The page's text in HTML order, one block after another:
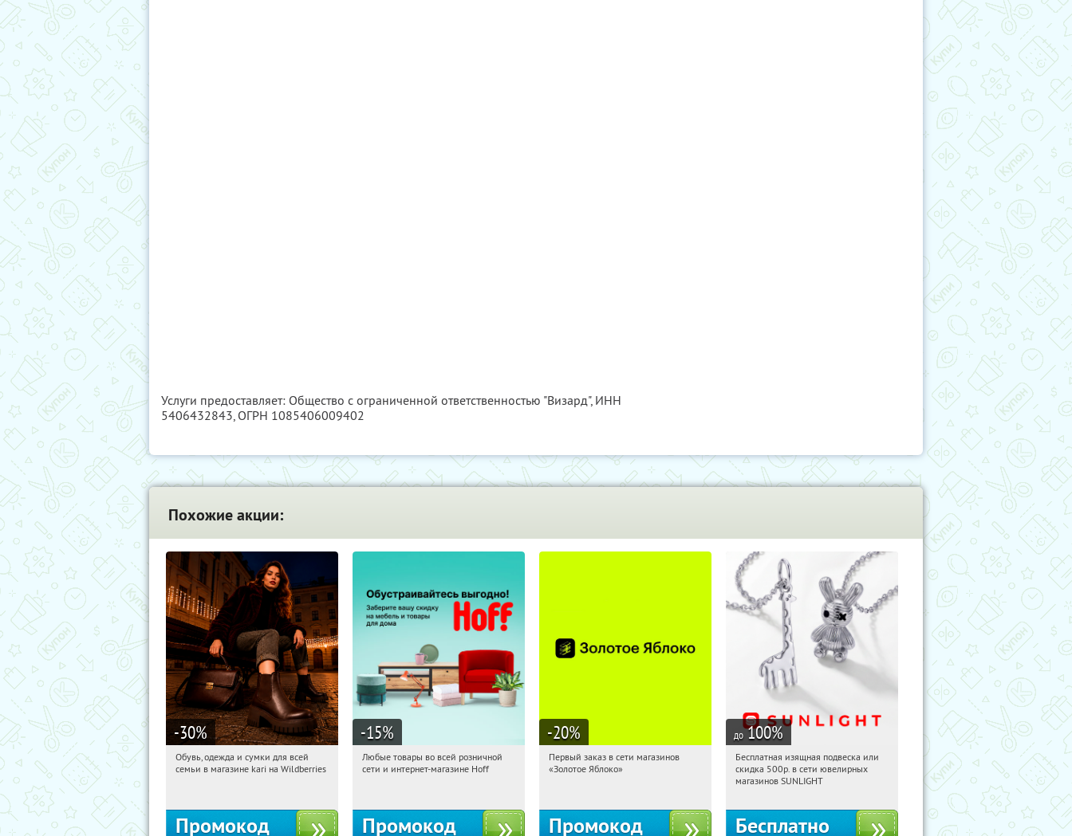
Услуги предоставляет: Общество с ограниченной ответственностью "Визард", ИНН
5406432843, ОГРН 1085406009402
Похожие акции:
-30%
02:29:38 Получили:
Обувь, одежда и сумки для всей
семьи в магазине kari на Wildberries
Промокод
-15%
02:29:38 Получили:
Любые товары во всей розничной
сети и интернет-магазине Hoff
Промокод
-20%
02:29:38
Получи первым!
Первый заказ в сети магазинов
«Золотое Яблоко»
Промокод
до 100%
02:29:38 Получили:
Россия
Бесплатная изящная подвеска или
скидка 500р. в сети ювелирных
магазинов SUNLIGHT
Бесплатно